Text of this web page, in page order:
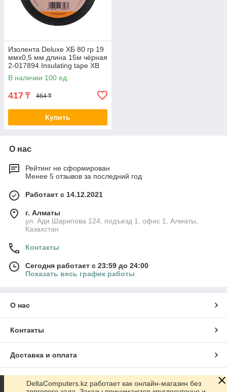
Изолента Deluxe ХБ 80 гр 19
ммx0,5 мм длина 15м чёрная
2-017894 Insulating tape XB
80 gr
В наличии 100 ед.
417 ₸ 464 ₸
Купить
О нас
Рейтинг не сформирован
Менее 5 отзывов за последний год
Работает с 14.12.2021
г. Алматы
ул. Ади Шарипова 124, подъезд 1, офис 1, Алматы,
Казахстан
Контакты
Сегодня работает с 23:59 до 24:00
Показать весь график работы
О нас
Контакты
Доставка и оплата
График работы
DeltaComputers.kz работает как онлайн-магазин без